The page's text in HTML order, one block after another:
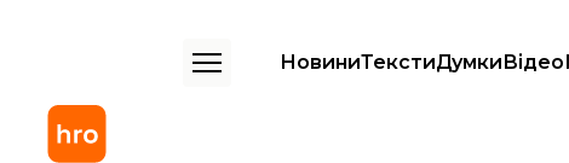
НовиниТекстиДумкиВідео